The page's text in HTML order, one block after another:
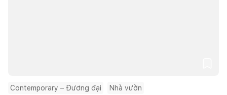
Contemporary – Đương đại Nhà vườn